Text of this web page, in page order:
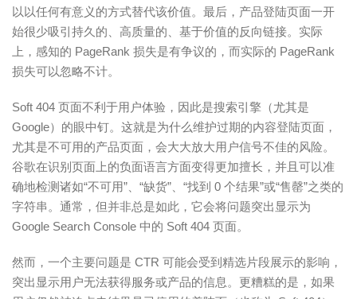
以以任何有意义的方式替代该价值。最后，产品登陆页面一开
始很少吸引持久的、高质量的、基于价值的反向链接。实际
上，感知的 PageRank 损失是有争议的，而实际的 PageRank
损失可以忽略不计。
Soft 404 页面不利于用户体验，因此是搜索引擎（尤其是
Google）的眼中钉。这就是为什么维护过期的内容登陆页面，
尤其是不可用的产品页面，会大大放大用户信号不佳的风险。
谷歌在识别页面上的负面语言方面变得更加擅长，并且可以准
确地检测诸如“不可用”、“缺货”、“找到 0 个结果”或“售罄”之类的
字符串。通常，但并非总是如此，它会将问题突出显示为
Google Search Console 中的 Soft 404 页面。
然而，一个主要问题是 CTR 可能会受到精选片段展示的影响，
突出显示用户无法获得服务或产品的信息。更糟糕的是，如果